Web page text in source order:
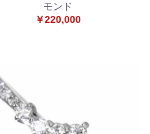
モンド
￥220,000